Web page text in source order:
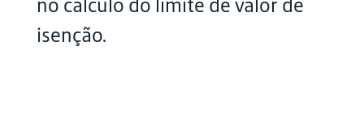
no cálculo do limite de valor de
isenção.